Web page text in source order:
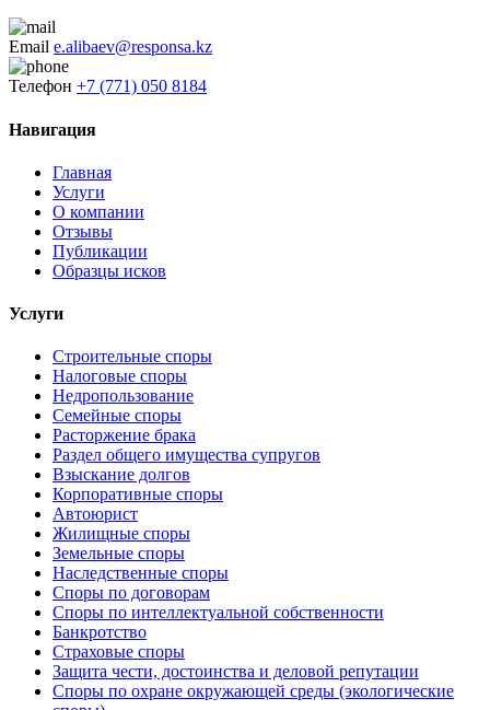
Email e.alibaev@responsa.kz
Телефон +7 (771) 050 8184
Навигация
Главная
Услуги
О компании
Отзывы
Публикации
Образцы исков
Услуги
Строительные споры
Налоговые споры
Недропользование
Семейные споры
Расторжение брака
Раздел общего имущества супругов
Взыскание долгов
Корпоративные споры
Автоюрист
Жилищные споры
Земельные споры
Наследственные споры
Споры по договорам
Споры по интеллектуальной собственности
Банкротство
Страховые споры
Защита чести, достоинства и деловой репутации
Споры по охране окружающей среды (экологические